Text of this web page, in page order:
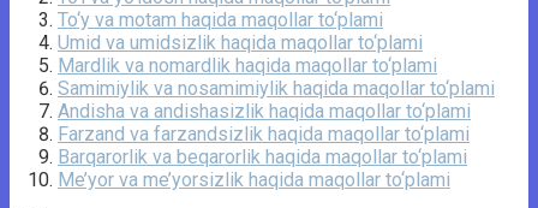
To‘y va motam haqida maqollar to‘plami
Umid va umidsizlik haqida maqollar to‘plami
Mardlik va nomardlik haqida maqollar to‘plami
Samimiylik va nosamimiylik haqida maqollar to‘plami
Andisha va andishasizlik haqida maqollar to‘plami
Farzand va farzandsizlik haqida maqollar to‘plami
Barqarorlik va beqarorlik haqida maqollar to‘plami
Me’yor va me’yorsizlik haqida maqollar to‘plami